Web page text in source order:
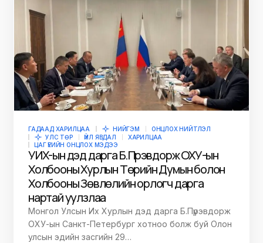
ГАДААД ХАРИЛЦАА НИЙГЭМ
ОНЦЛОХ НИЙТЛЭЛ
УЛС ТӨР
ҮЙЛ ЯВДАЛ
ХАРИЛЦАА
ЦАГ ҮЕИЙН ОНЦЛОХ МЭДЭЭ
УИХ-ын дэд дарга Б.Пүрэвдорж ОХУ-ын
Холбооны Хурлын Төрийн Думын болон
Холбооны Зөвлөлийн орлогч дарга
нартай уулзлаа
Монгол Улсын Их Хурлын дэд дарга Б.Пүрэвдорж
ОХУ-ын Санкт-Петербург хотноо болж буй Олон
улсын эдийн засгийн 29…